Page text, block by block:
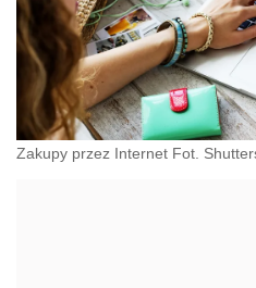
Zakupy przez Internet Fot.